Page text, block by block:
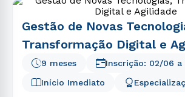
Gestão de Novas
Transformação Digital e
9 meses
Início Imediato
Inscrição: 02/06 a